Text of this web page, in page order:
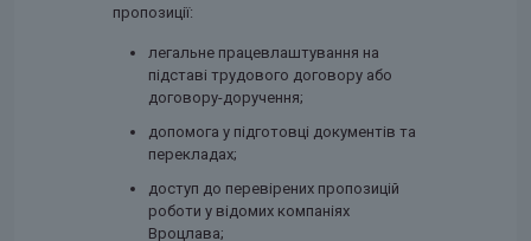
пропозиції:
легальне працевлаштування на
підставі трудового договору або
договору-доручення;
допомога у підготовці документів та
перекладах;
доступ до перевірених пропозицій
роботи у відомих компаніях
Вроцлава;